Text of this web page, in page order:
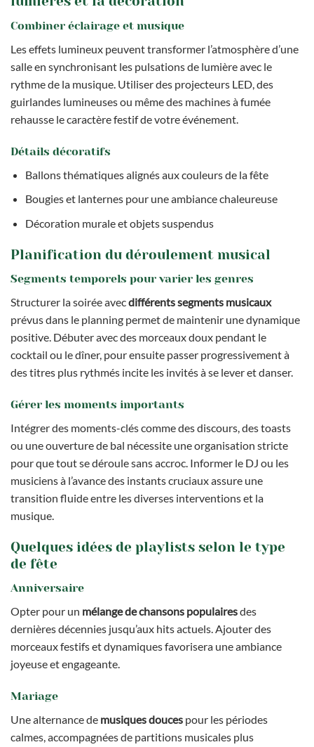
Combiner éclairage et musique
Les effets lumineux peuvent transformer l’atmosphère d’une
salle en synchronisant les pulsations de lumière avec le
rythme de la musique. Utiliser des projecteurs LED, des
guirlandes lumineuses ou même des machines à fumée
rehausse le caractère festif de votre événement.
Détails décoratifs
Ballons thématiques alignés aux couleurs de la fête
Bougies et lanternes pour une ambiance chaleureuse
Décoration murale et objets suspendus
Planification du déroulement musical
Segments temporels pour varier les genres
Structurer la soirée avecdifférents segments musicaux
prévus dans le planning permet de maintenir une dynamique
positive. Débuter avec des morceaux doux pendant le
cocktail ou le dîner, pour ensuite passer progressivement à
des titres plus rythmés incite les invités à se lever et danser.
Gérer les moments importants
Intégrer des moments-clés comme des discours, des toasts
ou une ouverture de bal nécessite une organisation stricte
pour que tout se déroule sans accroc. Informer le DJ ou les
musiciens à l’avance des instants cruciaux assure une
transition fluide entre les diverses interventions et la
musique.
Quelques idées de playlists selon le type
de fête
Anniversaire
Opter pour un mélange de chansons populairesdes
dernières décennies jusqu’aux hits actuels. Ajouter des
morceaux festifs et dynamiques favorisera une ambiance
joyeuse et engageante.
Mariage
Une alternance de musiques douces pour les périodes
calmes, accompagnées de partitions musicales plus